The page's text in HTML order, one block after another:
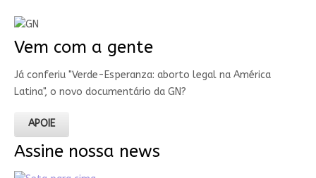
Vem com a gente
Já conferiu "Verde-Esperanza: aborto legal na América
Latina", o novo documentário da GN?
APOIE
Assine nossa news